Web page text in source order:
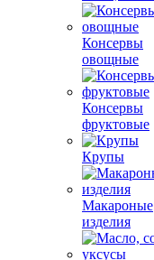
Консервы
овощные
Консервы
фруктовые
Крупы
Макароные
изделия